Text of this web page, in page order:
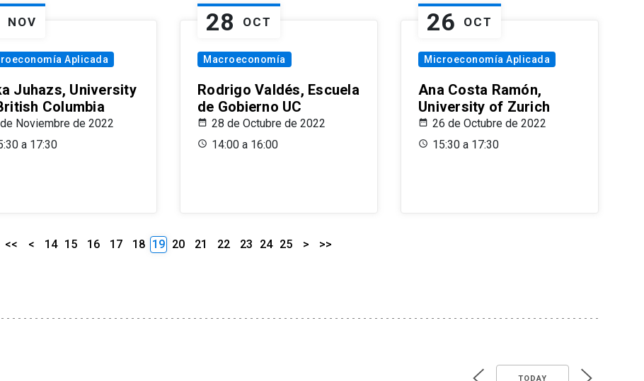
NOV
Aplicada
Juhazs, University
Columbia
Noviembre de 2022
a 17:30
28 OCT
Macroeconomía
Rodrigo Valdés, Escuela
de Gobierno UC
28 de Octubre de 2022
14:00 a 16:00
26 OCT
Microeconomía Aplicada
Ana Costa Ramón,
University of Zurich
26 de Octubre de 2022
15:30 a 17:30
<< < 14 15 16 17 18 19 20 21 22 23 24 25 > >>
TODAY